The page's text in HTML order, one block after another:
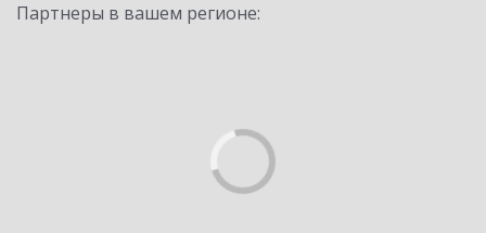
Партнеры в вашем регионе: